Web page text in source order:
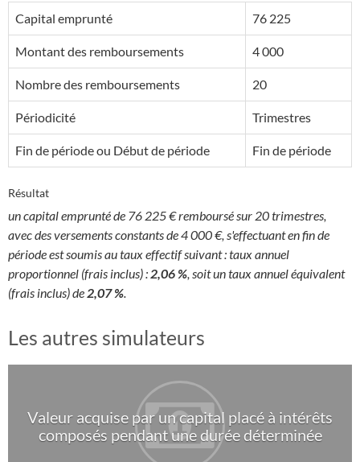
Capital emprunté
76 225
Montant des remboursements 4 000
Nombre des remboursements 20
Périodicité Trimestres
Fin de période ou Début de période Fin de période
Résultat
un capital emprunté de 76 225 € remboursé sur 20 trimestres,
avec des versements constants de 4 000 €, s'effectuant en fin de
période est soumis au taux effectif suivant : taux annuel
proportionnel (frais inclus) : 2,06 % , soit un taux annuel équivalent
(frais inclus) de 2,07 %
Les autres simulateurs
Valeur acquise par un capital placé à intérêts
composés pendant une durée déterminée